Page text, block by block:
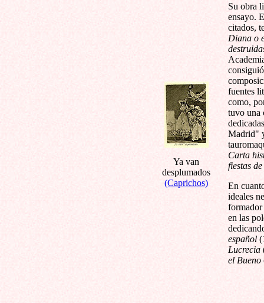
Su obra
ensayo.
citados,
Diana o
fuentes
como,
tuvo una
Madrid"
Carta
fiestas
En
ideales
formador
en las
español
Lucrecia
el Bueno
Ya van
desplumados
(Caprichos)